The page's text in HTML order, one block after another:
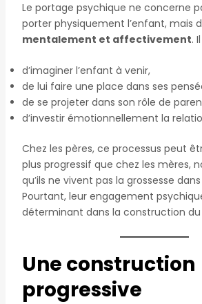
Le portage psychique ne concerne
porter physiquement l’enfant, mais
mentalement et affectivement.
d’imaginer l’enfant à venir,
de lui faire une place dans ses
de se projeter dans son rôle de
d’investir émotionnellement la
Chez les pères, ce processus peut
plus progressif que chez les mères,
qu’ils ne vivent pas la grossesse
Pourtant, leur engagement
déterminant dans la construction
Une construction
progressive